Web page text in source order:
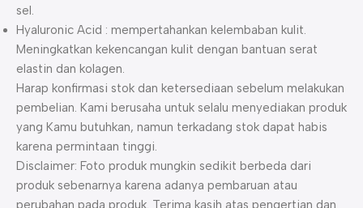
sel.
Hyaluronic Acid : mempertahankan kelembaban kulit.
Meningkatkan kekencangan kulit dengan bantuan serat
elastin dan kolagen.
Harap konfirmasi stok dan ketersediaan sebelum melakukan
pembelian. Kami berusaha untuk selalu menyediakan produk
yang Kamu butuhkan, namun terkadang stok dapat habis
karena permintaan tinggi.
Disclaimer: Foto produk mungkin sedikit berbeda dari
produk sebenarnya karena adanya pembaruan atau
perubahan pada produk. Terima kasih atas pengertian dan